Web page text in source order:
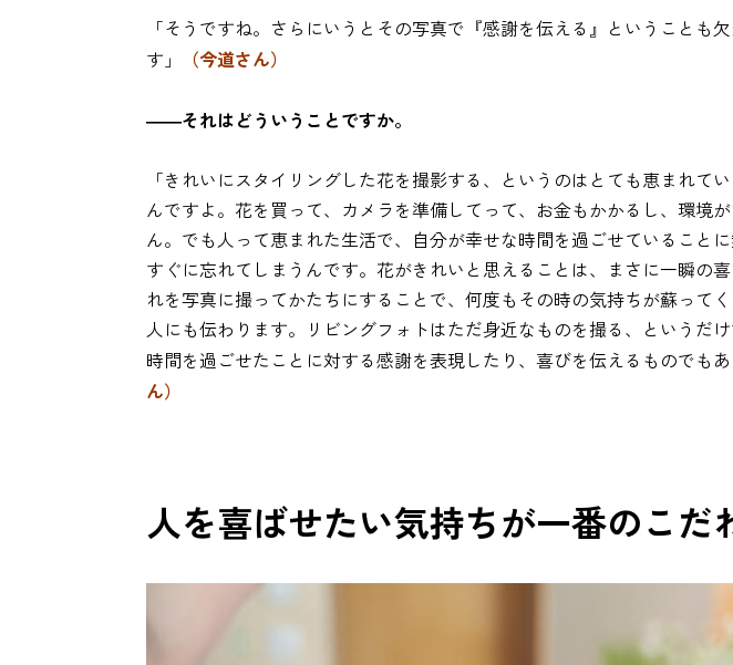
「そうですね。さらにいうとその写真で『感謝を伝える』ということも
す」
（今道さん）
――それはどういうことですか。
「きれいにスタイリングした花を撮影する、というのはとても恵まれて
んですよ。花を買って、カメラを準備してって、お金もかかるし、環境
ん。でも人って恵まれた生活で、自分が幸せな時間を過ごせていることに
すぐに忘れてしまうんです。花がきれいと思えることは、まさに一瞬の
れを写真に撮ってかたちにすることで、何度もその時の気持ちが蘇って
人にも伝わります。リビングフォトはただ身近なものを撮る、というだ
時間を過ごせたことに対する感謝を表現したり、喜びを伝えるものでもあ
ん）
人を喜ばせたい気持ちが一番のこだ